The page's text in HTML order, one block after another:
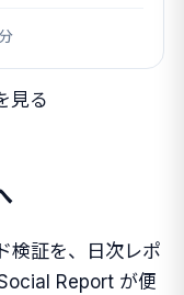
見る
検証を、日次レポ
Report が便